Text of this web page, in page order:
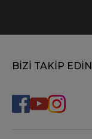
BİZİ TAKİP EDİN